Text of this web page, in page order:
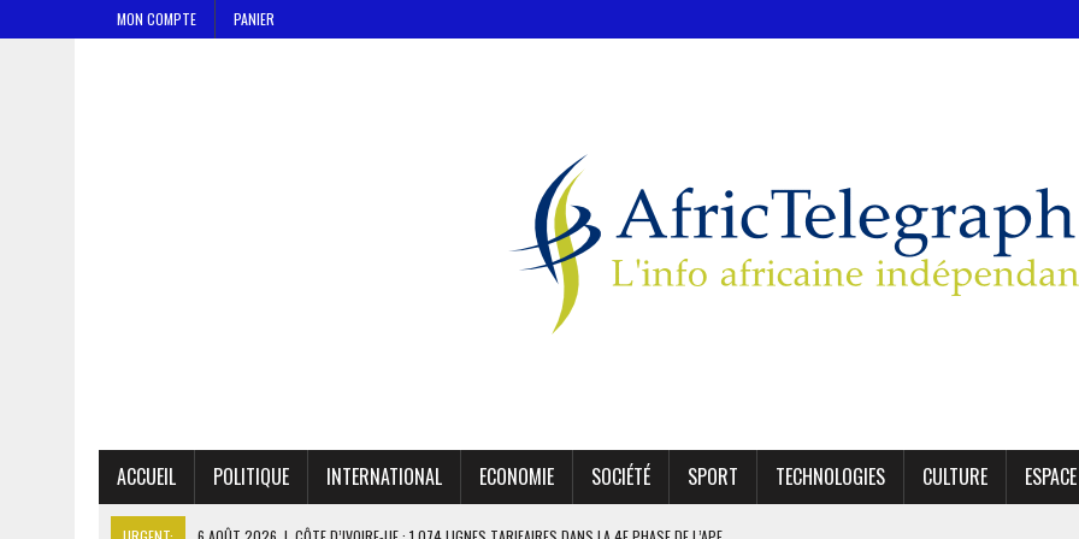
MON COMPTE PANIER
ACCUEIL POLITIQUE INTERNATIONAL ECONOMIE SOCIÉTÉ SPORT TECHNOLOGIES CULTURE